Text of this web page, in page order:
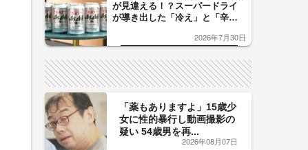
が見違える！？スーパードライ
が導き出した「冷え」と「辛
した「辛口カーブ」が飲み頃の
2026年7月30日
「薬もありますよ」15歳少
女に性的暴行し動画撮影の
疑い 54歳男を再...
2026年08月07日